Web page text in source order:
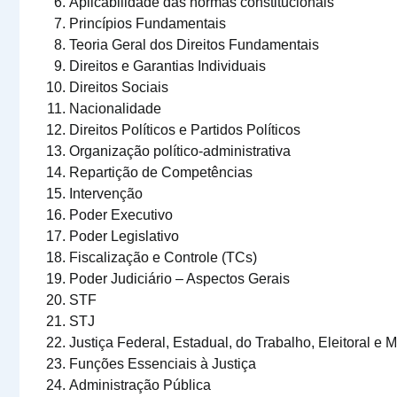
Princípios Fundamentais
Teoria Geral dos Direitos Fundamentais
Direitos e Garantias Individuais
Direitos Sociais
Nacionalidade
Direitos Políticos e Partidos Políticos
Organização político-administrativa
Repartição de Competências
Intervenção
Poder Executivo
Poder Legislativo
Fiscalização e Controle (TCs)
Poder Judiciário – Aspectos Gerais
STF
STJ
Justiça Federal, Estadual, do Trabalho, Eleitoral e
Funções Essenciais à Justiça
Administração Pública